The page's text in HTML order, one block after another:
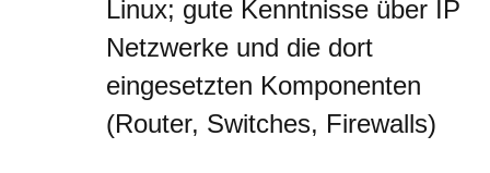
Linux; gute Kenntnisse über IP
Netzwerke und die dort
eingesetzten Komponenten
(Router, Switches, Firewalls)